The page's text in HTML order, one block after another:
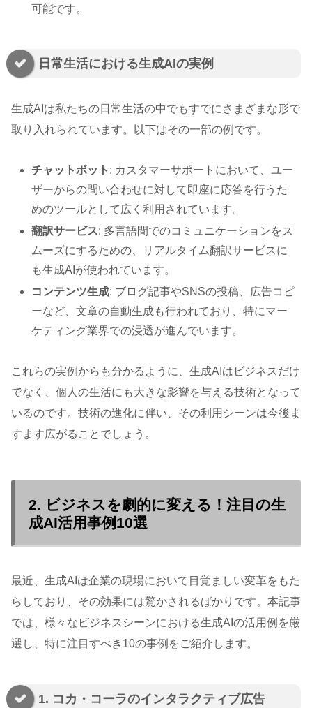
可能です。
日常生活における生成AIの実例
生成AIは私たちの日常生活の中でもすでにさまざまな形で
取り入れられています。以下はその一部の例です。
チャットボット : カスタマーサポートにおいて、ユー
ザーからの問い合わせに対して即座に応答を行うた
めのツールとして広く利用されています。
翻訳サービス: 多言語間でのコミュニケーションをス
ムーズにするための、リアルタイム翻訳サービスに
も生成AIが使われています。
コンテンツ生成: ブログ記事やSNSの投稿、広告コピ
ーなど、文章の自動生成も行われており、特にマー
ケティング業界での浸透が進んでいます。
これらの実例からも分かるように、生成AIはビジネスだけ
でなく、個人の生活にも大きな影響を与える技術となって
いるのです。技術の進化に伴い、その利用シーンは今後ま
すます広がることでしょう。
2. ビジネスを劇的に変える！注目の生
成AI活用事例10選
最近、生成AIは企業の現場において目覚ましい変革をもた
らしており、その効果には驚かされるばかりです。本記事
では、様々なビジネスシーンにおける生成AIの活用例を厳
選し、特に注目すべき10の事例をご紹介します。
1. コカ・コーラのインタラクティブ広告